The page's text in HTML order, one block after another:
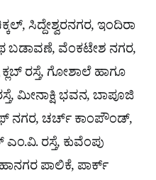
ಸಿದ್ದೇಶ್ವರನಗರ, ಇಂದಿರಾ
ಬಡಾವಣೆ, ವೆಂಕಟೇಶ ನಗರ,
ರಸ್ತೆ, ಗೋಶಾಲೆ ಹಾಗೂ
ಮೀನಾಕ್ಷಿ ಭವನ, ಬಾಪೂಜಿ
ನಗರ, ಚರ್ಚ್ ಕಾಂಪೌಂಡ್,
ರಸ್ತೆ, ಕುವೆಂಪು
ಪಾಲಿಕೆ, ಪಾರ್ಕ್